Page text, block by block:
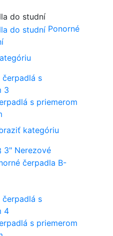
Ponorné
s priemerom
kategóriu
3" Nerezové
čerpadla B-
s priemerom